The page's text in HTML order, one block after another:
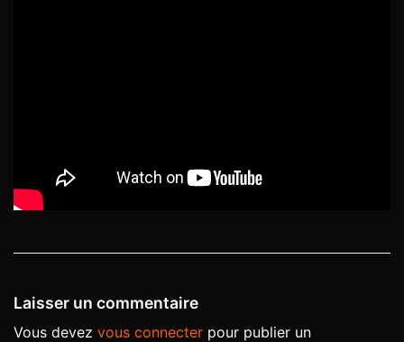
Laisser un commentaire
Vous devez vous connecter pour publier un